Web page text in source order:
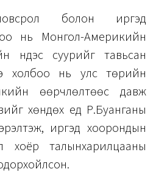
болон иргэд
нь Монгол-Америкийн
үндэс суурийг тавьсан
холбоо нь улс төрийн
өөрчлөлтөөс давж
хөндөх үед Р.Буанганы
иргэд хоорондын
хоёр талынхарилцааны